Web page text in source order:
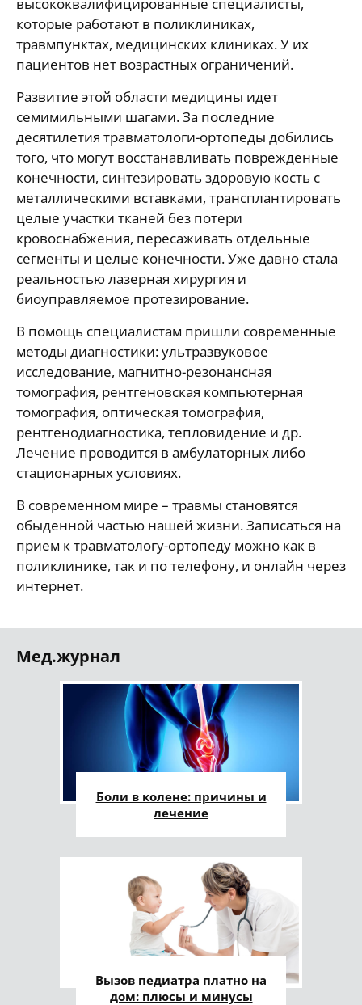
которые работают в поликлиниках,
травмпунктах, медицинских клиниках. У их
пациентов нет возрастных ограничений.
Развитие этой области медицины идет
семимильными шагами. За последние
десятилетия травматологи-ортопеды добились
того, что могут восстанавливать поврежденные
конечности, синтезировать здоровую кость с
металлическими вставками, трансплантировать
целые участки тканей без потери
кровоснабжения, пересаживать отдельные
сегменты и целые конечности. Уже давно стала
реальностью лазерная хирургия и
биоуправляемое протезирование.
В помощь специалистам пришли современные
методы диагностики: ультразвуковое
исследование, магнитно-резонансная
томография, рентгеновская компьютерная
томография, оптическая томография,
рентгенодиагностика, тепловидение и др.
Лечение проводится в амбулаторных либо
стационарных условиях.
В современном мире – травмы становятся
обыденной частью нашей жизни. Записаться на
прием к травматологу-ортопеду можно как в
поликлинике, так и по телефону, и онлайн через
интернет.
Мед.журнал
Боли в колене: причины и
лечение
Вызов педиатра платно на
дом: плюсы и минусы